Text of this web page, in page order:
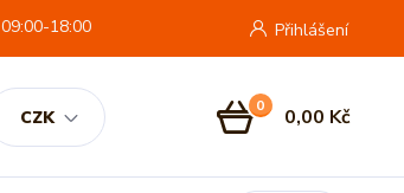
CZK
Přihlášení
09:00-18:00
0 0,00 Kč